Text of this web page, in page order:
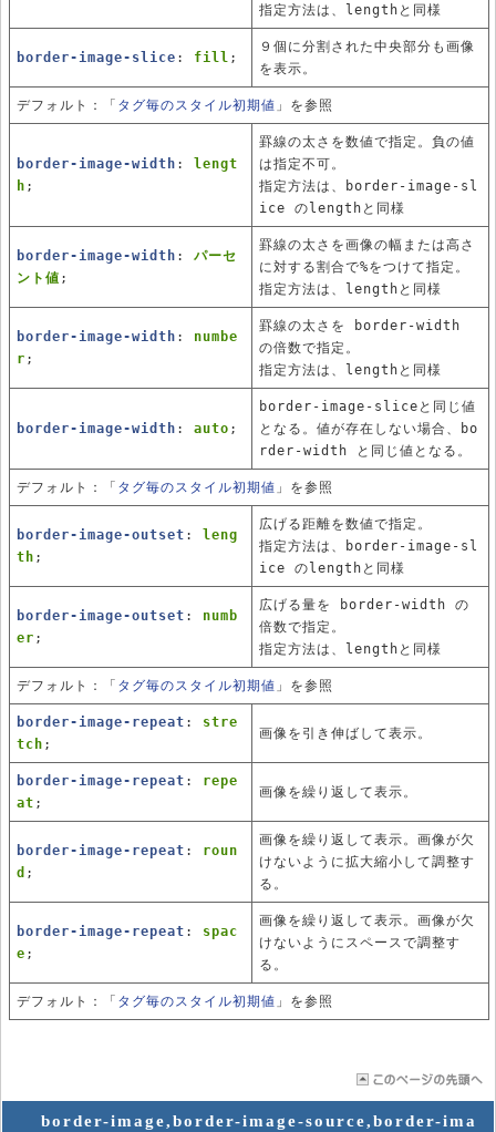
指定方法は、lengthと同様
border-image-slice : fill ;
９個に分割された中央部分も画像
を表示。
デフォルト：「 タグ毎のスタイル初期値 」を参照
border-image-width :
lengt
h ;
罫線の太さを数値で指定。負の値
は指定不可。
指定方法は、border-image-sl
ice のlengthと同様
border-image-width : パーセ
ント値 ;
罫線の太さを画像の幅または高さ
に対する割合で%をつけて指定。
指定方法は、lengthと同様
border-image-width : numbe
r ;
罫線の太さを border-width
の倍数で指定。
指定方法は、lengthと同様
border-image-width : auto ;
border-image-sliceと同じ値
となる。値が存在しない場合、bo
rder-width と同じ値となる。
デフォルト：「 タグ毎のスタイル初期値 」を参照
border-image-outset :
leng
th ;
広げる距離を数値で指定。
指定方法は、border-image-sl
ice のlengthと同様
border-image-outset : numb
er ;
広げる量を border-width の
倍数で指定。
指定方法は、lengthと同様
デフォルト：「 タグ毎のスタイル初期値 」を参照
border-image-repeat : stre
tch ;
画像を引き伸ばして表示。
border-image-repeat : repe
at ;
画像を繰り返して表示。
border-image-repeat : roun
d ;
画像を繰り返して表示。画像が欠
けないように拡大縮小して調整す
る。
border-image-repeat : spac
e ;
画像を繰り返して表示。画像が欠
けないようにスペースで調整す
る。
デフォルト：「 タグ毎のスタイル初期値 」を参照
border-image,border-image-source,border-ima